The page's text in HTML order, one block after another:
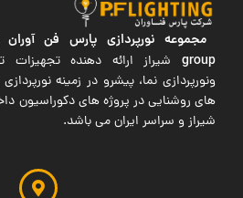
مجموعه نورپردازی پارس فن آوران
groupشیراز ارائه دهنده
ونورپردازی نما، پیشرو در زمینه
های روشنایی در پروژه های دکوراسیون
شیراز و سراسر ایران می باشد.